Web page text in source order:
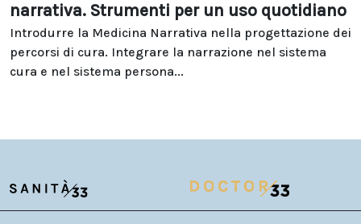
narrativa. Strumenti per un uso quotidiano
Introdurre la Medicina Narrativa nella progettazione dei
percorsi di cura. Integrare la narrazione nel sistema
cura e nel sistema persona...